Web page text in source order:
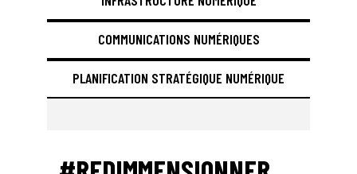
COMMUNICATIONS NUMÉRIQUES
PLANIFICATION STRATÉGIQUE NUMÉRIQUE